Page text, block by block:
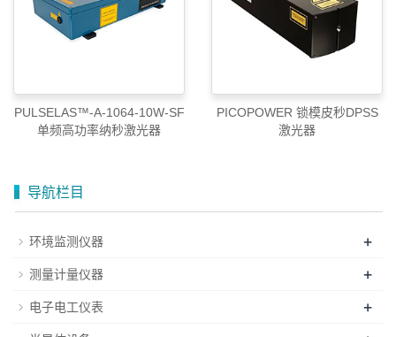
PULSELAS™-A-1064-10W-SF
单频高功率纳秒激光器
PICOPOWER 锁模皮秒DPSS
激光器
导航栏目
环境监测仪器 +
测量计量仪器 +
电子电工仪表 +